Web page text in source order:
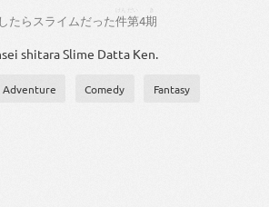
したら スライムだった件第4期
き
shitara Slime Datta Ken.
Adventure Comedy Fantasy